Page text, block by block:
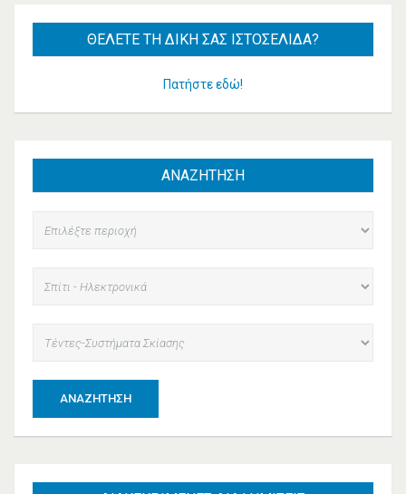
ΘΈΛΕΤΕ ΤΗ ΔΙΚΉ ΣΑΣ ΙΣΤΟΣΕΛΊΔΑ?
Πατήστε εδώ!
ΑΝΑΖΗΤΗΣΗ
ΑΝΑΖΉΤΗΣΗ